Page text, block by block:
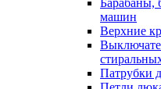
Барабаны,
машин
Верхние
Патрубки